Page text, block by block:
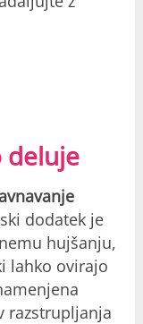
deluje
dodatek je
hujšanju,
lahko ovirajo
razstrupljanja